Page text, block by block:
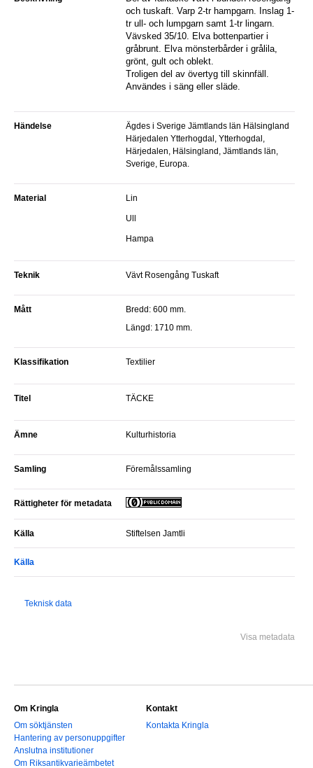
och tuskaft. Varp 2-tr hampgarn. Inslag 1-
tr ull- och lumpgarn samt 1-tr lingarn.
Vävsked 35/10. Elva bottenpartier i
gråbrunt. Elva mönsterbårder i grålila,
grönt, gult och oblekt.
Troligen del av övertyg till skinnfäll.
Användes i säng eller släde.
Händelse
Ägdes i Sverige Jämtlands län Hälsingland
Härjedalen Ytterhogdal, Ytterhogdal,
Härjedalen, Hälsingland, Jämtlands län,
Sverige, Europa.
Material Lin
Hampa
Teknik Vävt Rosengång Tuskaft
Mått
Bredd: 600 mm.
Längd: 1710 mm.
Klassifikation Textilier
Titel TÄCKE
Ämne Kulturhistoria
Samling Föremålssamling
Rättigheter för metadata
Källa Stiftelsen Jamtli
Källa
Teknisk data
Visa metadata
Om Kringla
Om söktjänsten
Hantering av personuppgifter
Anslutna institutioner
Om Riksantikvarieämbetet
Kontakt
Kontakta Kringla